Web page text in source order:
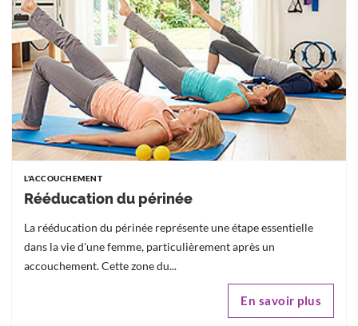
L'ACCOUCHEMENT
Rééducation du périnée
La rééducation du périnée représente une étape essentielle
dans la vie d'une femme, particulièrement après un
accouchement. Cette zone du...
En savoir plus